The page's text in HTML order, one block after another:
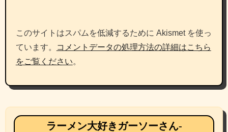
このサイトはスパムを低減するために Akismet を使っ
ています。
コメントデータの処理方法の詳細はこちら
をご覧ください。
ラーメン大好きガーソーさん-